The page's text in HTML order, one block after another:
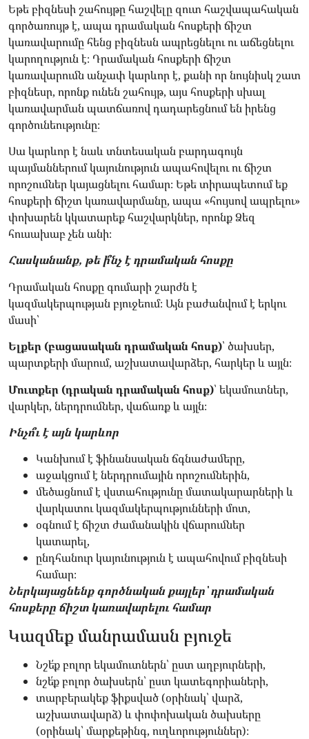
Եթե բիզնեսի շահույթը հաշվելը զուտ հաշվապահական
գործառույթ է, ապա դրամական հոսքերի ճիշտ
կառավարումը հենց բիզնեսն ապրեցնելու ու աճեցնելու
կարողություն է։ Դրամական հոսքերի ճիշտ
կառավարումն անչափ կարևոր է, քանի որ նույնիսկ շատ
բիզնեսր, որոնք ունեն շահույթ, այս հոսքերի սխալ
կառավարման պատճառով դադարեցնում են իրենց
գործունեությունը։
Սա կարևոր է նաև տնտեսական բարդագույն
պայմաններում կայունություն ապահովելու ու ճիշտ
որոշումներ կայացնելու համար։ Եթե տիրապետում եք
հոսքերի ճիշտ կառավարմանը, ապա «հույսով ապրելու»
փոխարեն կկատարեք հաշվարկներ, որոնք Ձեզ
հուսախաբ չեն անի։
Հասկանանք, թե ի՞նչ է դրամական հոսքը
Դրամական հոսքը գումարի շարժն է
կազմակերպության բյուջեում։ Այն բաժանվում է երկու
մասի՝
Ելքեր (բացասական դրամական հոսք)՝ ծախսեր,
պարտքերի մարում, աշխատավարձեր, հարկեր և այլն։
Մուտքեր (դրական դրամական հոսք)՝ եկամուտներ,
վարկեր, ներդրումներ, վաճառք և այլն։
Ինչո՞ւ է այն կարևոր
Կանխում է ֆինանսական ճգնաժամերը,
աջակցում է ներդրումային որոշումներին,
մեծացնում է վստահությունը մատակարարների և
վարկատու կազմակերպությունների մոտ,
օգնում է ճիշտ ժամանակին վճարումներ
կատարել,
ընդհանուր կայունություն է ապահովում բիզնեսի
համար։
Ներկայացնենք գործնական քայլեր՝ դրամական
հոսքերը ճիշտ կառավարելու համար
Կազմեք մանրամասն բյուջե
Նշե՛ք բոլոր եկամուտներն՝ ըստ աղբյուրների,
նշե՛ք բոլոր ծախսերն՝ ըստ կատեգորիաների,
տարբերակեք ֆիքսված (օրինակ՝ վարձ,
աշխատավարձ) և փոփոխական ծախսերը
(օրինակ՝ մարքեթինգ, ուղևորություններ)։